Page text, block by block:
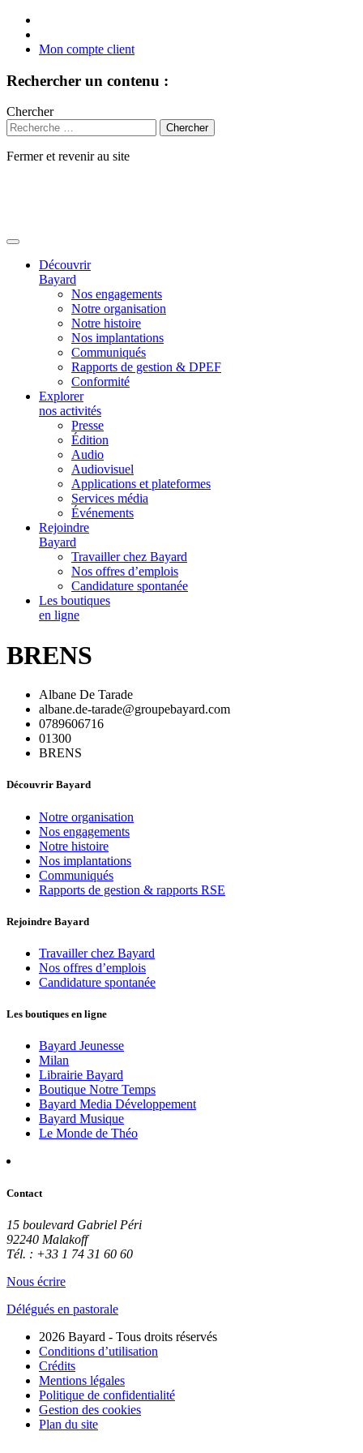
Mon compte client
Rechercher un contenu :
Chercher
Fermer et revenir au site
Découvrir
Bayard
Nos engagements
Notre organisation
Notre histoire
Nos implantations
Communiqués
Rapports de gestion & DPEF
Conformité
Explorer
nos activités
Presse
Édition
Audio
Audiovisuel
Applications et plateformes
Services média
Événements
Rejoindre
Bayard
Travailler chez Bayard
Nos offres d’emplois
Candidature spontanée
Les boutiques
en ligne
BRENS
Albane De Tarade
albane.de-tarade@groupebayard.com
0789606716
01300
BRENS
Découvrir Bayard
Notre organisation
Nos engagements
Notre histoire
Nos implantations
Communiqués
Rapports de gestion & rapports RSE
Rejoindre Bayard
Travailler chez Bayard
Nos offres d’emplois
Candidature spontanée
Les boutiques en ligne
Bayard Jeunesse
Milan
Librairie Bayard
Boutique Notre Temps
Bayard Media Développement
Bayard Musique
Le Monde de Théo
Contact
15 boulevard Gabriel Péri
92240 Malakoff
Tél. : +33 1 74 31 60 60
Nous écrire
Délégués en pastorale
2026 Bayard - Tous droits réservés
Conditions d’utilisation
Crédits
Mentions légales
Politique de confidentialité
Gestion des cookies
Plan du site